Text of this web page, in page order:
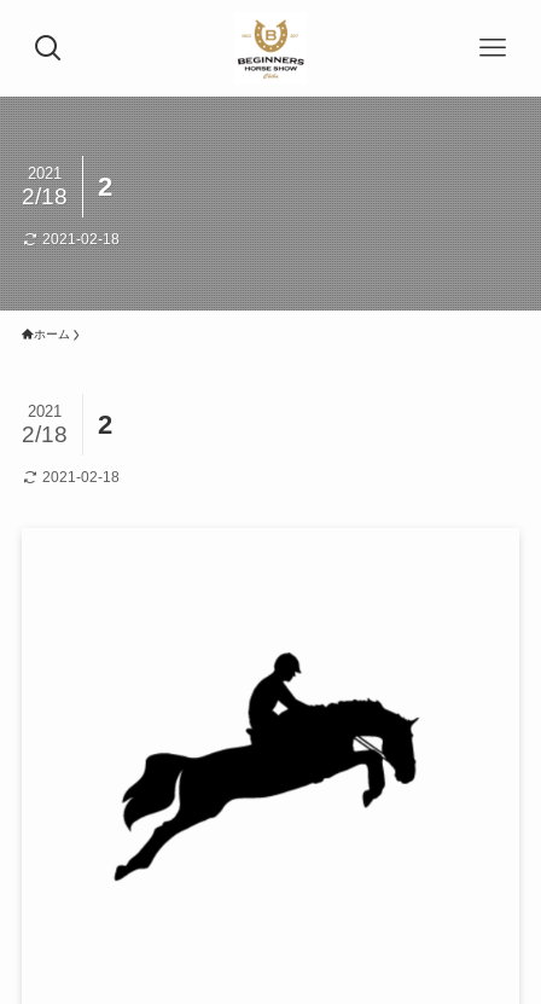
2
2021
2/18
2021-02-18
ホーム
2
2021
2/18
2021-02-18